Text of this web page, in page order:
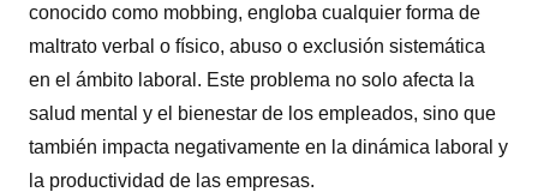
conocido como mobbing, engloba cualquier forma de
maltrato verbal o físico, abuso o exclusión sistemática
en el ámbito laboral. Este problema no solo afecta la
salud mental y el bienestar de los empleados, sino que
también impacta negativamente en la dinámica laboral y
la productividad de las empresas.